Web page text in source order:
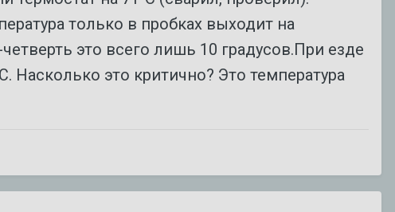
1 ответ
просмотра
сандалет
только в пробках выходит на
это всего лишь 10 градусов.При езде
Насколько это критично? Это температура